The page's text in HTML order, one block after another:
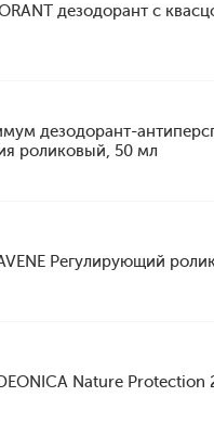
дезодорант с
дезодорант-
роликовый, 50 мл
Регулирующий
Nature Protection